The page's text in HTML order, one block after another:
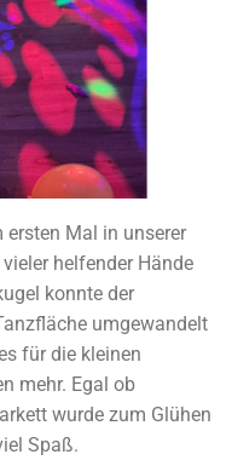
Mal in unserer
helfender Hände
konnte der
umgewandelt
für die kleinen
mehr. Egal ob
wurde zum Glühen
Spaß.